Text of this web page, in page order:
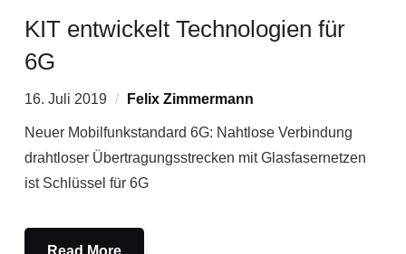
KIT entwickelt Technologien für
6G
16. Juli 2019 Felix Zimmermann
Neuer Mobilfunkstandard 6G: Nahtlose Verbindung
drahtloser Übertragungsstrecken mit Glasfasernetzen
ist Schlüssel für 6G
Read More